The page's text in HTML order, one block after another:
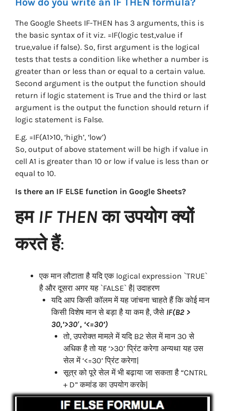
How do you write an IF THEN formula?
The Google Sheets IF-THEN has 3 arguments, this is
the basic syntax of it viz. =IF(logic test,value if
true,value if false). So, first argument is the logical
tests that tests a condition like whether a number is
greater than or less than or equal to a certain value.
Second argument is the output the function should
return if logic statement is True and the third or last
argument is the output the function should return if
logic statement is False.
E.g. =IF(A1>10, ‘high’, ‘low’)
So, output of above statement will be high if value in
cell A1 is greater than 10 or low if value is less than or
equal to 10.
Is there an IF ELSE function in Google Sheets?
हम IF THENका उपयोग क्यों
करते हैं:
एक मान लौटाता है यदि एक logical expression `TRUE`
है और दूसरा अगर यह `FALSE` है| उदाहरण
यदि आप किसी कॉलम में यह जांचना चाहते हैं कि कोई मान
किसी विशेष मान से बड़ा है या कम है, जैसे IF(B2 >
30,’>30′, ‘<=30’)
तो, उपरोक्त मामले में यदि B2 सेल में मान 30 से
अधिक है तो यह ‘>30’ प्रिंट करेगा अन्यथा यह उस
सेल में ‘<=30’ प्रिंट करेगा|
सूत्र को पूरे सेल में भी बढ़ाया जा सकता है “CNTRL
+ D” कमांड का उपयोग करके|